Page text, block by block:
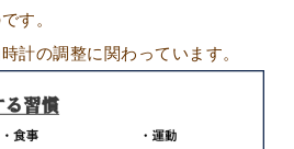
す。
計の調整に関わっています。